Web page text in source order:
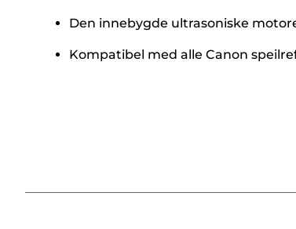
Den innebygde ultrasoniske
Kompatibel med alle Canon